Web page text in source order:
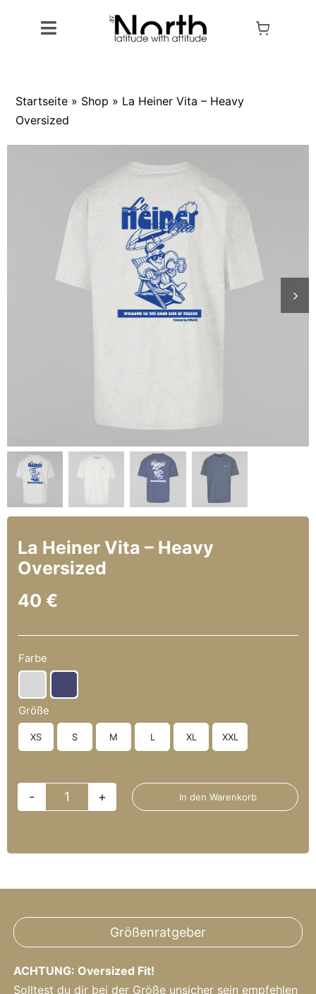
Toggle
Produkte
Startseite » Shop » La Heiner Vita – Heavy
Oversized
La Heiner Vita – Heavy
Oversized
40 €
Farbe
Größe
XS S M L XL XXL
La
Heavy
In den Warenkorb
Größenratgeber
ACHTUNG: Oversized Fit!
Solltest du dir bei der Größe unsicher sein empfehlen